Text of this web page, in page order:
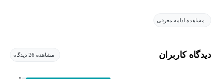
که سوالات این کوییزها می تواند سوالات امتحان شما باشد( .حتما
سوالات کوییز را حل کرده و جواب های خود را برای استاد بفرستید تا
تصحیح شود و اشکالات و نقاط ضعف شما مشخص شود). تمام طول
مشاهده ادامه معرفی
دیدگاه کاربران مشاهده 26 دیدگاه